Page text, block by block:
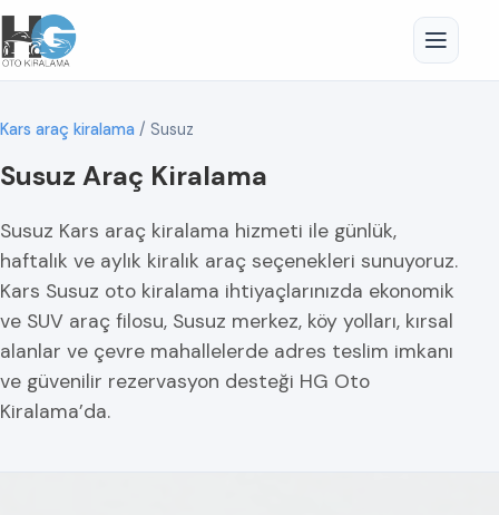
Kars araç kiralama / Susuz
Susuz Araç Kiralama
Susuz Kars araç kiralama hizmeti ile günlük,
haftalık ve aylık kiralık araç seçenekleri sunuyoruz.
Kars Susuz oto kiralama ihtiyaçlarınızda ekonomik
ve SUV araç filosu, Susuz merkez, köy yolları, kırsal
alanlar ve çevre mahallelerde adres teslim imkanı
ve güvenilir rezervasyon desteği HG Oto
Kiralama’da.